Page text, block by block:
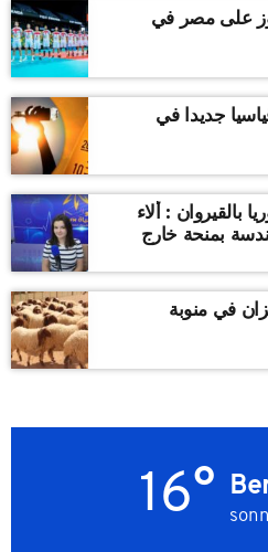
على مصر في
جديدا في
بالقيروان : ألاء
بمنحة خارج
في منوبة
16°